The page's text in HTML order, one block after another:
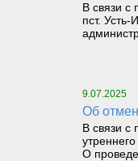
В связи с
пст.
9.07.2025
Об
В связи с
О